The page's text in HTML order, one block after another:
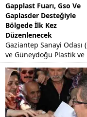
Gapplast Fuarı, Gso Ve
Gaplasder Desteğiyle
Bölgede İlk Kez
Düzenlenecek
Gaziantep Sanayi Odası
ve Güneydoğu Plastik ve
Kimya Sanayicileri
Derneği'nin (GAPLASDER)
desteğiyle AKORT
tarafından organize
"Plastik,...